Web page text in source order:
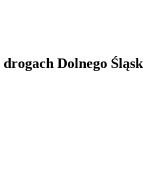
Dolnego